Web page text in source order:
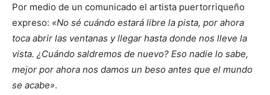
Por medio de un comunicado el artista puertorriqueño
expreso: «No sé cuándo estará libre la pista, por ahora
toca abrir las ventanas y llegar hasta donde nos lleve la
vista. ¿Cuándo saldremos de nuevo? Eso nadie lo sabe,
mejor por ahora nos damos un beso antes que el mundo
se acabe».